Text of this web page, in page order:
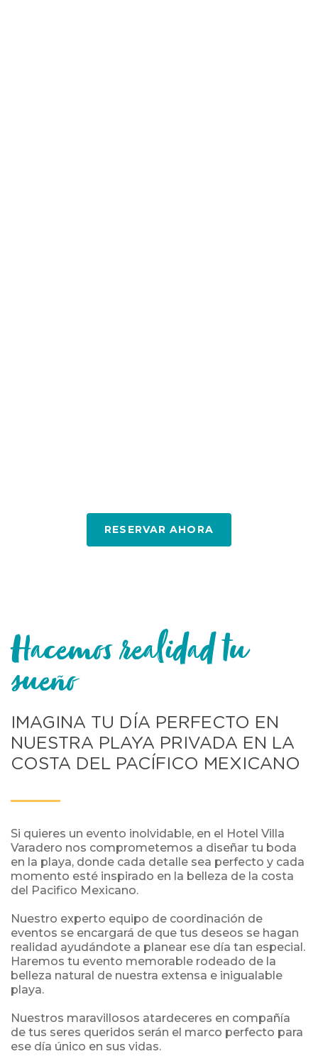
RESERVAR AHORA
Hacemos realidad tu
sueño
IMAGINA TU DÍA PERFECTO EN
NUESTRA PLAYA PRIVADA EN LA
COSTA DEL PACÍFICO MEXICANO
Si quieres un evento inolvidable, en el Hotel Villa
Varadero nos comprometemos a diseñar tu boda
en la playa, donde cada detalle sea perfecto y cada
momento esté inspirado en la belleza de la costa
del Pacifico Mexicano.
Nuestro experto equipo de coordinación de
eventos se encargará de que tus deseos se hagan
realidad ayudándote a planear ese día tan especial.
Haremos tu evento memorable rodeado de la
belleza natural de nuestra extensa e inigualable
playa.
Nuestros maravillosos atardeceres en compañía
de tus seres queridos serán el marco perfecto para
ese día único en sus vidas.